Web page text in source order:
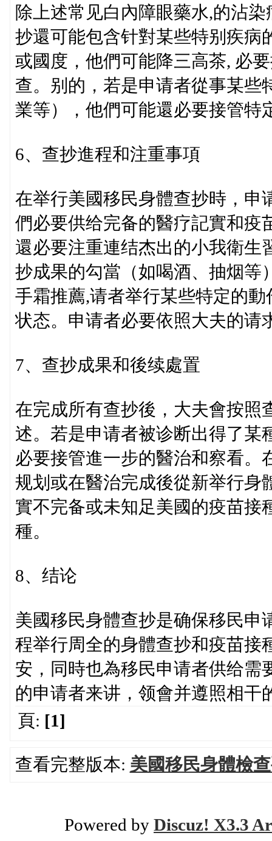
除上述常见白內障眼藥水,的沾
抄還可能包含针對某些特别疾病
或國度，他們可能降三高茶, 必
查。别的，若是申请者從事某些
業等），他們可能還必要接管特
6、查抄進程和注重事項
在举行美國移民身體查抄時，申
們必要供给完备的醫疗記實和疫
還必要注重連结杰出的小我衛生
抄成果的勾當（如喝酒、抽烟等
手霜推薦,请者举行某些特定的
状态。申请者必要依照大夫的请
7、查抄成果和後续處置
在完成所有查抄後，大夫會按照
述。若是申请者被诊断出得了某
必要接管進一步的醫治和察看。
规划或在醫治完成後從新举行身
實不完备或未知足美國的疫苗接
種。
8、结论
美國移民身體查抄是确保移民申
程举行周全的身體查抄和疫苗接
安，同時也為移民申请者供给需
的申请者来讲，领會并遵照相干
頁: [1]
查看完整版本: 美國移民身體檢
Powered by Discuz! X3.3